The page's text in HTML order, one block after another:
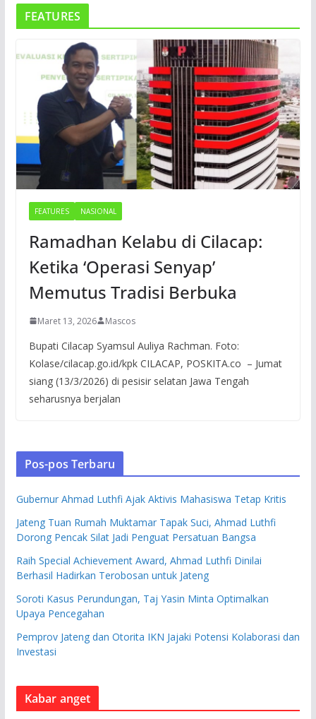
FEATURES
FEATURES NASIONAL
Ramadhan Kelabu di Cilacap:
Ketika ‘Operasi Senyap’
Memutus Tradisi Berbuka
Maret 13, 2026 Mascos
Bupati Cilacap Syamsul Auliya Rachman. Foto:
Kolase/cilacap.go.id/kpk CILACAP, POSKITA.co – Jumat
siang (13/3/2026) di pesisir selatan Jawa Tengah
seharusnya berjalan
Pos-pos Terbaru
Gubernur Ahmad Luthfi Ajak Aktivis Mahasiswa Tetap Kritis
Jateng Tuan Rumah Muktamar Tapak Suci, Ahmad Luthfi
Dorong Pencak Silat Jadi Penguat Persatuan Bangsa
Raih Special Achievement Award, Ahmad Luthfi Dinilai
Berhasil Hadirkan Terobosan untuk Jateng
Soroti Kasus Perundungan, Taj Yasin Minta Optimalkan
Upaya Pencegahan
Pemprov Jateng dan Otorita IKN Jajaki Potensi Kolaborasi dan
Investasi
Kabar anget